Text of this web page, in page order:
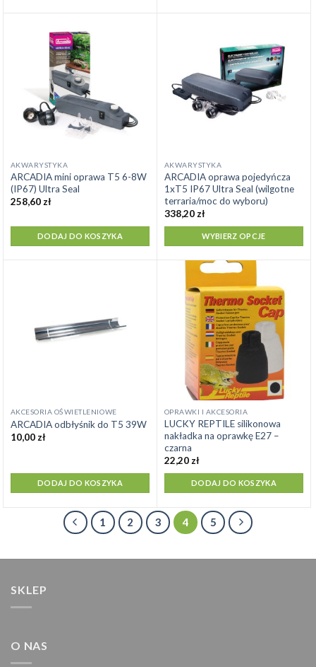
AKWARYSTYKA
ARCADIA mini oprawa T5 6-8W
(IP67) Ultra Seal
258,60 zł
DODAJ DO KOSZYKA
AKWARYSTYKA
ARCADIA oprawa pojedyńcza
1xT5 IP67 Ultra Seal (wilgotne
terraria/moc do wyboru)
338,20 zł
WYBIERZ OPCJE
Ten
produkt
ma
wiele
wariantów.
stronie
produktu
AKCESORIA OŚWIETLENIOWE
ARCADIA odbłyśnik do T5 39W
10,00 zł
DODAJ DO KOSZYKA
OPRAWKI I AKCESORIA
LUCKY REPTILE silikonowa
nakładka na oprawkę E27 –
czarna
22,20zł
DODAJ DO KOSZYKA
1 2 3 4 5
SKLEP
O NAS